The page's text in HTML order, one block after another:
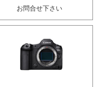
お問合せ下さい